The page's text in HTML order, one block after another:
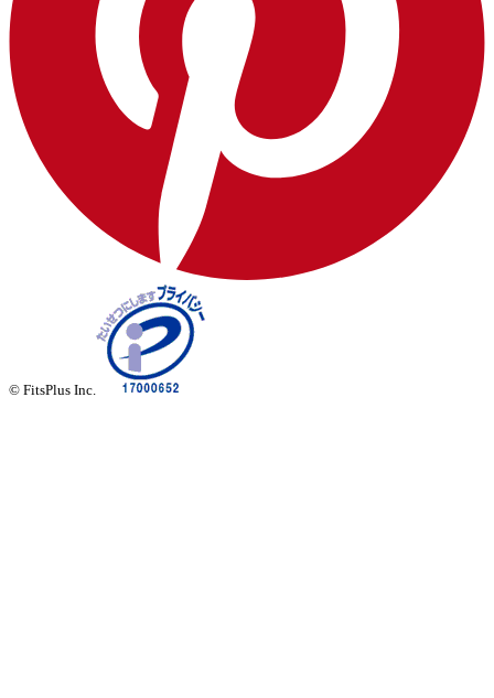
© FitsPlus Inc.